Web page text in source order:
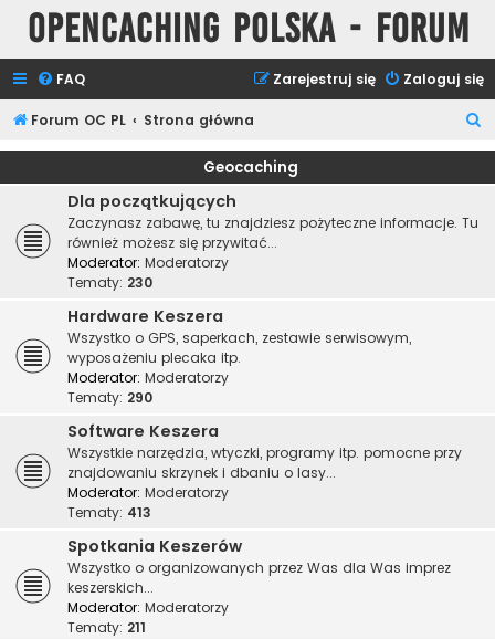
Opencaching Polska - Forum
FAQ Zaloguj się
Zarejestruj się
Forum OC PL Strona główna
z
Geocaching
Dla początkujących
Zaczynasz zabawę, tu znajdziesz pożyteczne informacje. Tu
również możesz się przywitać...
Moderator: Moderatorzy
Tematy: 230
Hardware Keszera
Wszystko o GPS, saperkach, zestawie serwisowym,
wyposażeniu plecaka itp.
Moderator: Moderatorzy
Tematy: 290
Software Keszera
Wszystkie narzędzia, wtyczki, programy itp. pomocne przy
znajdowaniu skrzynek i dbaniu o lasy...
Moderator: Moderatorzy
Tematy: 413
Spotkania Keszerów
Wszystko o organizowanych przez Was dla Was imprez
keszerskich...
Moderator: Moderatorzy
Tematy: 211